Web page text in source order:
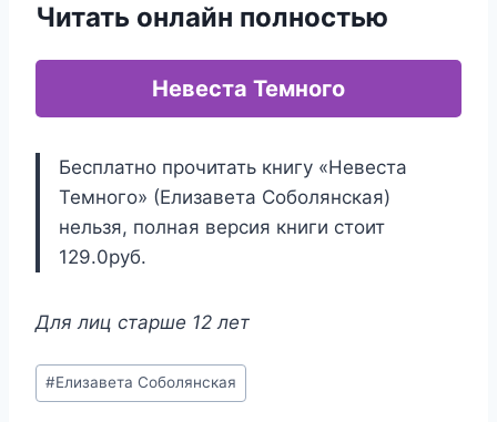
Читать онлайн полностью
Невеста Темного
Бесплатно прочитать книгу «Невеста
Темного» (Елизавета Соболянская)
нельзя, полная версия книги стоит
129.0руб.
Для лиц старше 12 лет
Метки
записи:
#Елизавета Соболянская